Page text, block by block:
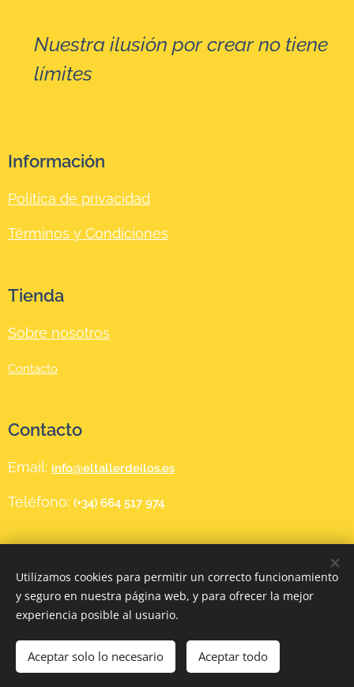
Añadir a la cesta
Nuestra ilusión por crear no tiene
límites
Información
Política de privacidad
Términos y Condiciones
Tienda
Sobre nosotros
Contacto
Contacto
Email: info@eltallerdeilos.es
Teléfono: (+34) 664 517 974
Diseñada en FUNDACIÓN MAGDALENA MORICHE con amor ❤
Cookies
Utilizamos cookies para permitir un correcto funcionamiento
y seguro en nuestra página web, y para ofrecer la mejor
experiencia posible al usuario.
Aceptar solo lo necesario Aceptar todo